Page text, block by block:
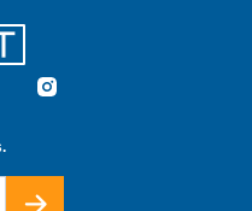
Instagram